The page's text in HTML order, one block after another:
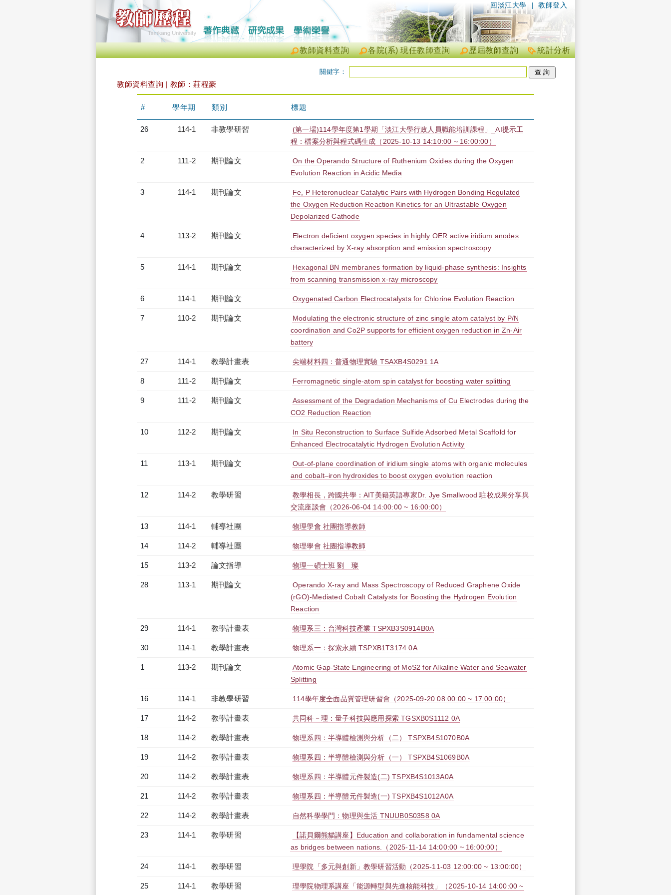
| 教師登入
回淡江大學
統計分析
歷屆教師查詢
各院(系) 現任教師查詢
教師資料查詢
關鍵字：
教師資料查詢 | 教師：莊程豪
# 學年期 類別 標題
26 114-1 非教學研習
(第一場)114學年度第1學期「淡江大學行政人員職能培訓課程」_AI提示工
程：檔案分析與程式碼生成（2025-10-13 14:10:00 ~ 16:00:00）
2 111-2 期刊論文
On the Operando Structure of Ruthenium Oxides during the Oxygen
Evolution Reaction in Acidic Media
3 114-1 期刊論文
Fe, P Heteronuclear Catalytic Pairs with Hydrogen Bonding Regulated
the Oxygen Reduction Reaction Kinetics for an Ultrastable Oxygen
Depolarized Cathode
4 113-2 期刊論文
Electron deficient oxygen species in highly OER active iridium anodes
characterized by X-ray absorption and emission spectroscopy
5 114-1 期刊論文
Hexagonal BN membranes formation by liquid-phase synthesis: Insights
from scanning transmission x-ray microscopy
6 114-1 期刊論文 Oxygenated Carbon Electrocatalysts for Chlorine Evolution Reaction
7 110-2 期刊論文
Modulating the electronic structure of zinc single atom catalyst by P/N
coordination and Co2P supports for efficient oxygen reduction in Zn-Air
battery
27 114-1 教學計畫表 尖端材料四：普通物理實驗 TSAXB4S0291 1A
8 111-2 期刊論文 Ferromagnetic single-atom spin catalyst for boosting water splitting
9 111-2 期刊論文
Assessment of the Degradation Mechanisms of Cu Electrodes during the
CO2 Reduction Reaction
10 112-2 期刊論文
In Situ Reconstruction to Surface Sulfide Adsorbed Metal Scaffold for
Enhanced Electrocatalytic Hydrogen Evolution Activity
11 113-1 期刊論文
Out-of-plane coordination of iridium single atoms with organic molecules
and cobalt–iron hydroxides to boost oxygen evolution reaction
12 114-2 教學研習
教學相長，跨國共學：AIT美籍英語專家Dr. Jye Smallwood 駐校成果分享與
交流座談會（2026-06-04 14:00:00 ~ 16:00:00）
13 114-1 輔導社團 物理學會 社團指導教師
14 114-2 輔導社團 物理學會 社團指導教師
15 113-2 論文指導 物理一碩士班 劉 璨
28 113-1 期刊論文
Operando X-ray and Mass Spectroscopy of Reduced Graphene Oxide
(rGO)-Mediated Cobalt Catalysts for Boosting the Hydrogen Evolution
Reaction
29 114-1 教學計畫表 物理系三：台灣科技產業 TSPXB3S0914B0A
30 114-1 教學計畫表 物理系一：探索永續 TSPXB1T3174 0A
1 113-2 期刊論文
Atomic Gap-State Engineering of MoS2 for Alkaline Water and Seawater
Splitting
16 114-1 非教學研習 114學年度全面品質管理研習會（2025-09-20 08:00:00 ~ 17:00:00）
17 114-2 教學計畫表 共同科－理：量子科技與應用探索 TGSXB0S1112 0A
18 114-2 教學計畫表 物理系四：半導體檢測與分析（二） TSPXB4S1070B0A
19 114-2 教學計畫表 物理系四：半導體檢測與分析（一） TSPXB4S1069B0A
20 114-2 教學計畫表 物理系四：半導體元件製造(二) TSPXB4S1013A0A
21 114-2 教學計畫表 物理系四：半導體元件製造(一) TSPXB4S1012A0A
22 114-2 教學計畫表 自然科學學門：物理與生活 TNUUB0S0358 0A
23 114-1 教學研習
【諾貝爾熊貓講座】Education and collaboration in fundamental science
as bridges between nations.（2025-11-14 14:00:00 ~ 16:00:00）
24 114-1 教學研習 理學院「多元與創新」教學研習活動（2025-11-03 12:00:00 ~ 13:00:00）
25 114-1 教學研習
理學院物理系講座「能源轉型與先進核能科技」（2025-10-14 14:00:00 ~